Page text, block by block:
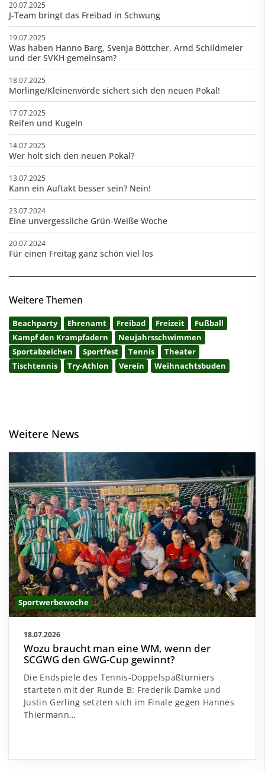
20.07.2025
J-Team bringt das Freibad in Schwung
19.07.2025
Was haben Hanno Barg, Svenja Böttcher, Arnd Schildmeier
und der SVKH gemeinsam?
18.07.2025
Morlinge/Kleinenvörde sichert sich den neuen Pokal!
17.07.2025
Reifen und Kugeln
14.07.2025
Wer holt sich den neuen Pokal?
13.07.2025
Kann ein Auftakt besser sein? Nein!
23.07.2024
Eine unvergessliche Grün-Weiße Woche
20.07.2024
Für einen Freitag ganz schön viel los
Weitere Themen
Beachparty Ehrenamt Freibad Freizeit
Fußball
Kampf den Krampfadern
Neujahrsschwimmen
Sportabzeichen
Sportfest Tennis
Theater
Tischtennis
Try-Athlon Verein Weihnachtsbuden
Weitere News
Sportwerbewoche
18.07.2026
Wozu braucht man eine WM, wenn der
SCGWG den GWG-Cup gewinnt?
Die Endspiele des Tennis-Doppelspaßturniers
starteten mit der Runde B: Frederik Damke und
Justin Gerling setzten sich im Finale gegen Hannes
Thiermann…